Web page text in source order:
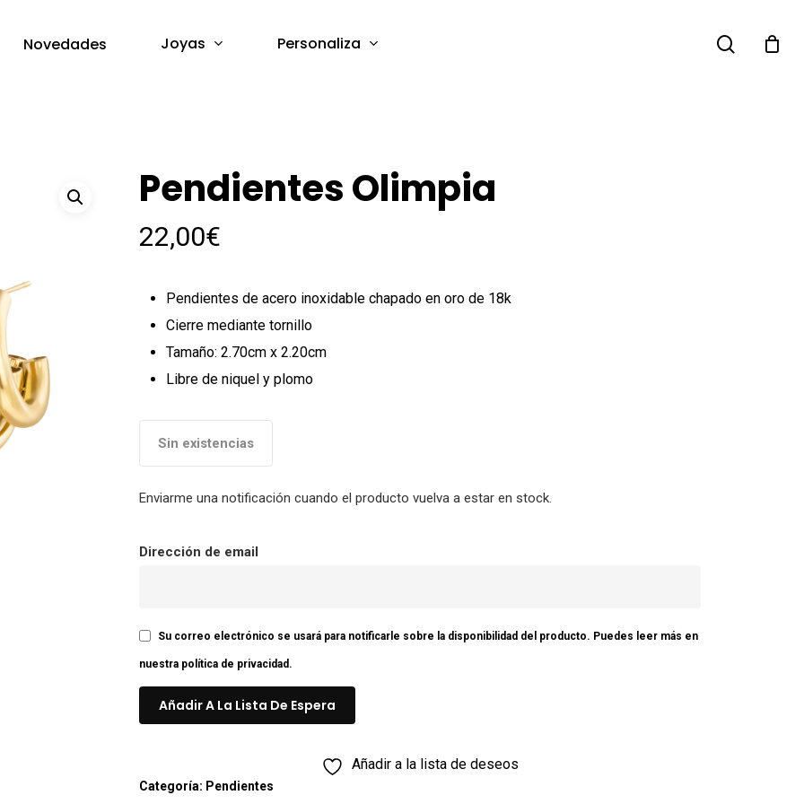
Novedades Joyas Personaliza search
Pendientes Olimpia
22,00€
Pendientes de acero inoxidable chapado en oro de 18k
Cierre mediante tornillo
Tamaño: 2.70cm x 2.20cm
Libre de niquel y plomo
Sin existencias
Enviarme una notificación cuando el producto vuelva a estar en stock.
Dirección de email
Su correo electrónico se usará para notificarle sobre la disponibilidad del producto. Puedes leer más en
nuestra política de privacidad.
Añadir a la lista de deseos
Categoría: Pendientes